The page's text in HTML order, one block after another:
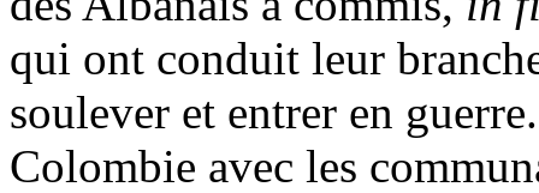
qui ont conduit leur
soulever et entrer en
Colombie avec les